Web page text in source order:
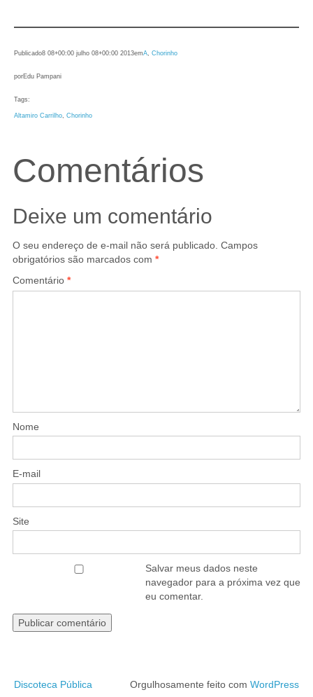
Publicado8 08+00:00 julho 08+00:00 2013emA Chorinho
porEdu Pampani
Tags:
Altamiro Carrilho Chorinho
Comentários
Deixe um comentário
O seu endereço de e-mail não será publicado. Campos
obrigatórios são marcados com *
Comentário *
Nome
E-mail
Site
Salvar meus dados neste
navegador para a próxima vez que
eu comentar.
Discoteca Pública Orgulhosamente feito com WordPress